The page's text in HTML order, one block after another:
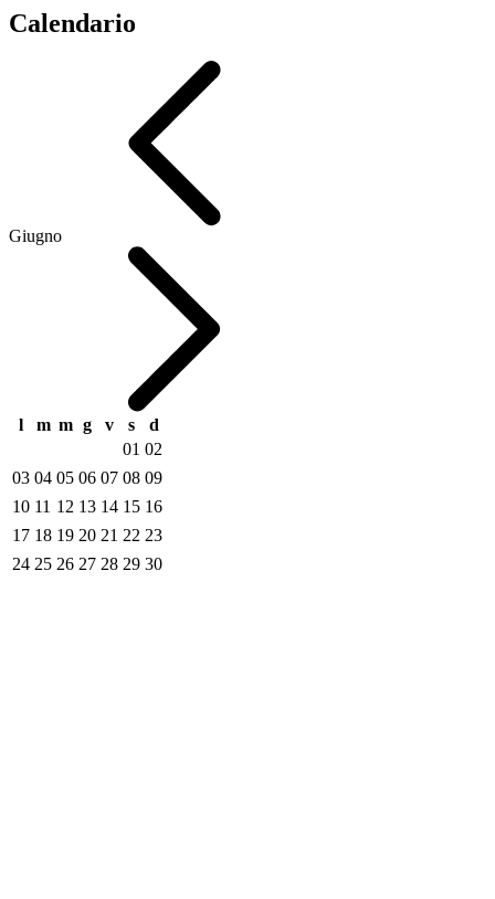
Calendario
Giugno
l m m g v s
d
01 02
03 04 05 06 07 08 09
10 11 12 13 14 15 16
17 18 19 20 21 22 23
24 25 26 27 28 29 30